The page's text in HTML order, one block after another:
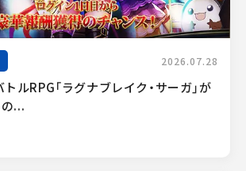
2026.07.28
ルRPG「ラグナブレイク・サーガ」が
...